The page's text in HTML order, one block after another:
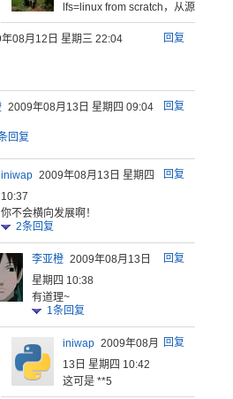
lfs=linux from scratch，从源
回复
08月12日 星期三 22:04
回复
2009年08月13日 星期四 09:04
回复
回复
iniwap 2009年08月13日 星期四
10:37
你不会横向发展啊！
2条回复
回复
李亚橙 2009年08月13日
星期四 10:38
有道理~
1条回复
回复
iniwap 2009年08月
13日 星期四 10:42
这可是 **5